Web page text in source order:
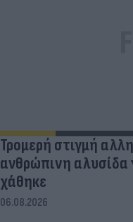
Τρομερή στιγμή
ανθρώπινη αλυσίδα
χάθηκε
06.08.2026